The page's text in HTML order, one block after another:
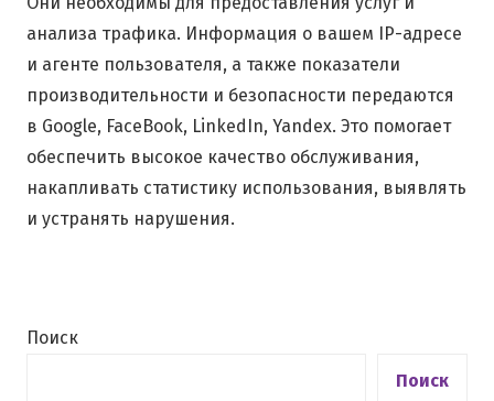
анализа трафика. Информация о вашем IP-адресе
и агенте пользователя, а также показатели
производительности и безопасности передаются
в Google, FaceBook, LinkedIn, Yandex. Это помогает
обеспечить высокое качество обслуживания,
накапливать статистику использования, выявлять
и устранять нарушения.
Поиск
Поиск